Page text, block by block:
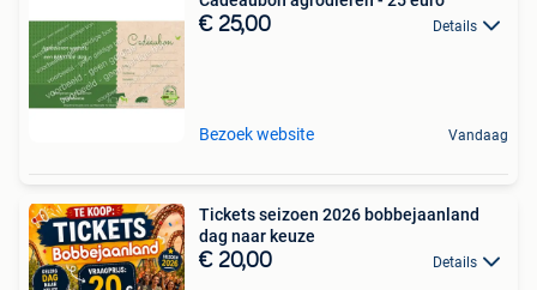
€ 25,00 Details
Bezoek website Vandaag
Tickets seizoen 2026 bobbejaanland
dag naar keuze
€ 20,00 Details